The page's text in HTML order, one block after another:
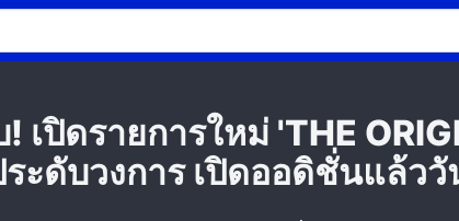
ปิดรายการใหม่ 'THE
ะดับวงการ เปิดออดิชั่นแล้ว